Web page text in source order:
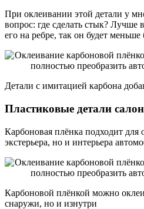
При оклеивании этой детали у
вопрос: где сделать стык? Лучше
его на ребре, так он будет меньше
Детали с имитацией карбона
Пластиковые детали
Карбоновая плёнка подходит для
экстерьера, но и интерьера
Карбоновой плёнкой можно
снаружи, но и изнутри